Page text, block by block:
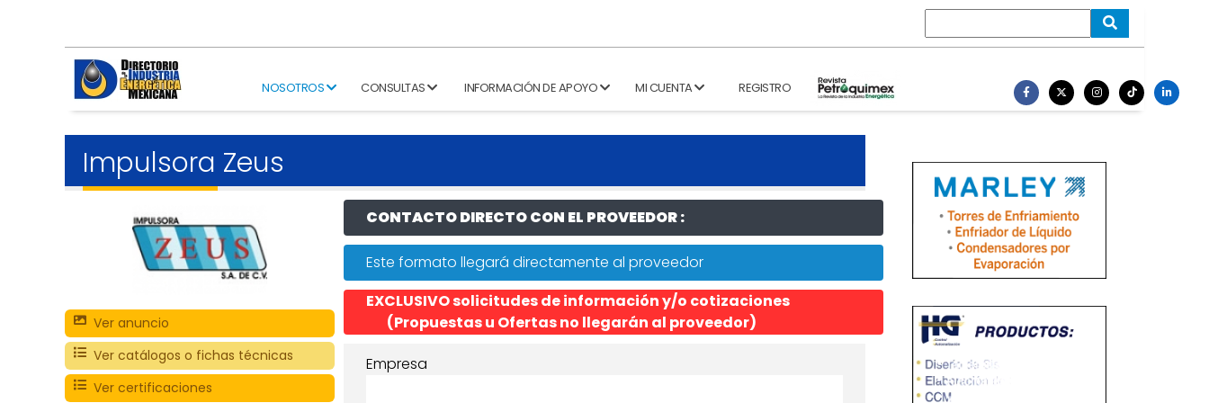
NOSOTROS CONSULTAS INFORMACIÓN DE APOYO MI CUENTA REGISTRO
Impulsora Zeus
Ver anuncio
Ver catálogos o fichas técnicas
Ver certificaciones
CONTACTO DIRECTO CON EL PROVEEDOR :
Este formato llegará directamente al proveedor
EXCLUSIVO solicitudes de información y/o cotizaciones
(Propuestas u Ofertas no llegarán al proveedor)
Empresa